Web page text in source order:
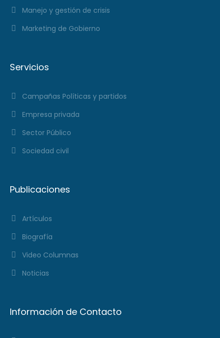
Manejo y gestión de crisis
Marketing de Gobierno
Servicios
Campañas Políticas y partidos
Empresa privada
Sector Público
Sociedad civil
Publicaciones
Artículos
Biografía
Video Columnas
Noticias
Información de Contacto